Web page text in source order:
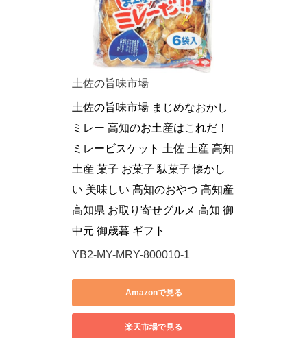
土佐の旨味市場
土佐の旨味市場 まじめなおかし
ミレー 高知のお土産はこれだ！
ミレービスケット 土佐 土産 高知
土産 菓子 お菓子 駄菓子 懐かし
い 美味しい 高知のおやつ 高知産
高知県 お取り寄せグルメ 高知 御
中元 御歳暮 ギフト
YB2-MY-MRY-800010-1
Amazonで見る
楽天市場で見る